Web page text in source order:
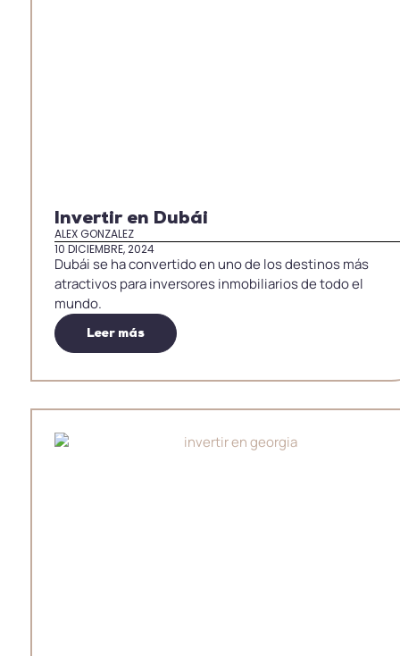
Invertir en Dubái
ALEX GONZALEZ
10 DICIEMBRE, 2024
Dubái se ha convertido en uno de los destinos más
atractivos para inversores inmobiliarios de todo el
mundo.
Leer más